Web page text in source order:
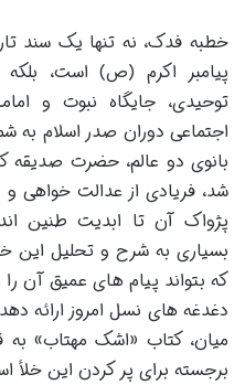
خطبه فدک، نه تنها یک سند
پیامبر اکرم (ص) است،
توحیدی، جایگاه نبوت و
اجتماعی دوران صدر اسلام به
بانوی دو عالم، حضرت صدیقه
شد، فریادی از عدالت خواهی
پژواک آن تا ابدیت طنین
بسیاری به شرح و تحلیل این
که بتواند پیام های عمیق آن
دغدغه های نسل امروز ارائه
میان، کتاب «اشک مهتاب» به
برجسته برای پر کردن این خلأ